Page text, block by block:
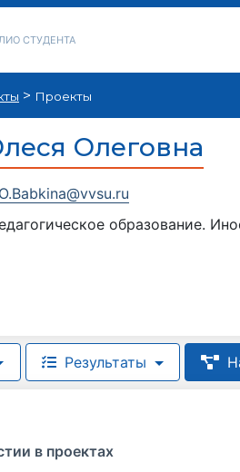
СТУДЕНТА
> Проекты
Олеговна
образование.
Результаты
в проектах